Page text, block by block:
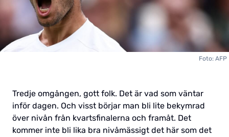
Foto: AFP
Tredje omgången, gott folk. Det är vad som väntar
inför dagen. Och visst börjar man bli lite bekymrad
över nivån från kvartsfinalerna och framåt. Det
kommer inte bli lika bra nivåmässigt det här som det